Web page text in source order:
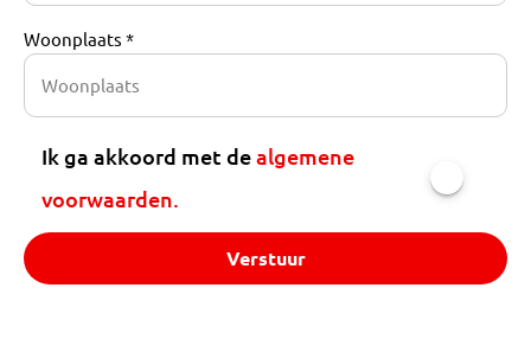
Woonplaats *
Ik ga akkoord met dealgemene
voorwaarden.
Verstuur